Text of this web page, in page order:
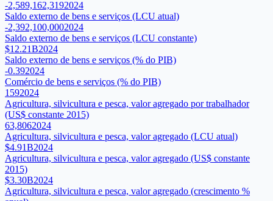
-2,589,162,3192024
Saldo externo de bens e serviços (LCU atual)
-2,392,100,0002024
Saldo externo de bens e serviços (LCU constante)
$12.21B2024
Saldo externo de bens e serviços (% do PIB)
-0.392024
Comércio de bens e serviços (% do PIB)
1592024
Agricultura, silvicultura e pesca, valor agregado por trabalhador
(US$ constante 2015)
63,8062024
Agricultura, silvicultura e pesca, valor agregado (LCU atual)
$4.91B2024
Agricultura, silvicultura e pesca, valor agregado (US$ constante
2015)
$3.30B2024
Agricultura, silvicultura e pesca, valor agregado (crescimento %